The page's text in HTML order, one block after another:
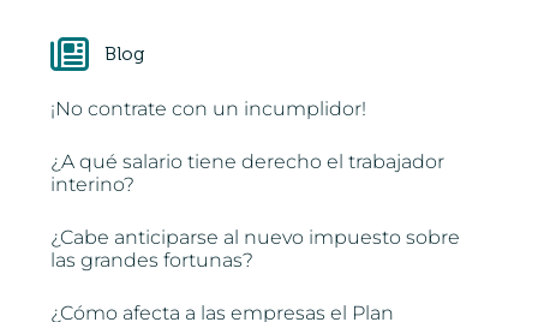
Blog
¡No contrate con un incumplidor!
¿A qué salario tiene derecho el trabajador
interino?
¿Cabe anticiparse al nuevo impuesto sobre
las grandes fortunas?
¿Cómo afecta a las empresas el Plan